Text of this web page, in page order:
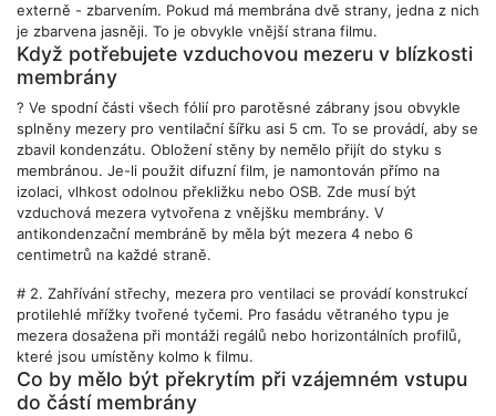
externě - zbarvením. Pokud má membrána dvě strany, jedna z nich
je zbarvena jasněji. To je obvykle vnější strana filmu.
Když potřebujete vzduchovou mezeru v blízkosti
membrány
? Ve spodní části všech fólií pro parotěsné zábrany jsou obvykle
splněny mezery pro ventilační šířku asi 5 cm. To se provádí, aby se
zbavil kondenzátu. Obložení stěny by nemělo přijít do styku s
membránou. Je-li použit difuzní film, je namontován přímo na
izolaci, vlhkost odolnou překližku nebo OSB. Zde musí být
vzduchová mezera vytvořena z vnějšku membrány. V
antikondenzační membráně by měla být mezera 4 nebo 6
centimetrů na každé straně.
# 2. Zahřívání střechy, mezera pro ventilaci se provádí konstrukcí
protilehlé mřížky tvořené tyčemi. Pro fasádu větraného typu je
mezera dosažena při montáži regálů nebo horizontálních profilů,
které jsou umístěny kolmo k filmu.
Co by mělo být překrytím při vzájemném vstupu
do částí membrány